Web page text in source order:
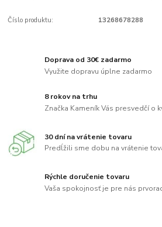
Číslo produktu: 13268678288
Doprava od 30€ zadarmo
Využite dopravu úplne zadarmo
8 rokov na trhu
Značka Kameník Vás presvedčí o
30 dní na vrátenie tovaru
Predĺžili sme dobu na vrátenie
Rýchle doručenie tovaru
Vaša spokojnosť je pre nás